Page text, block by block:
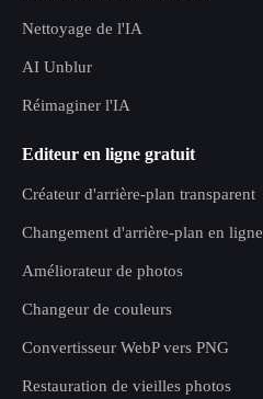
Nettoyage de l'IA
AI Unblur
Réimaginer l'IA
Editeur en ligne gratuit
Créateur d'arrière-plan transparent
Changement d'arrière-plan en ligne
Améliorateur de photos
Changeur de couleurs
Convertisseur WebP vers PNG
Restauration de vieilles photos